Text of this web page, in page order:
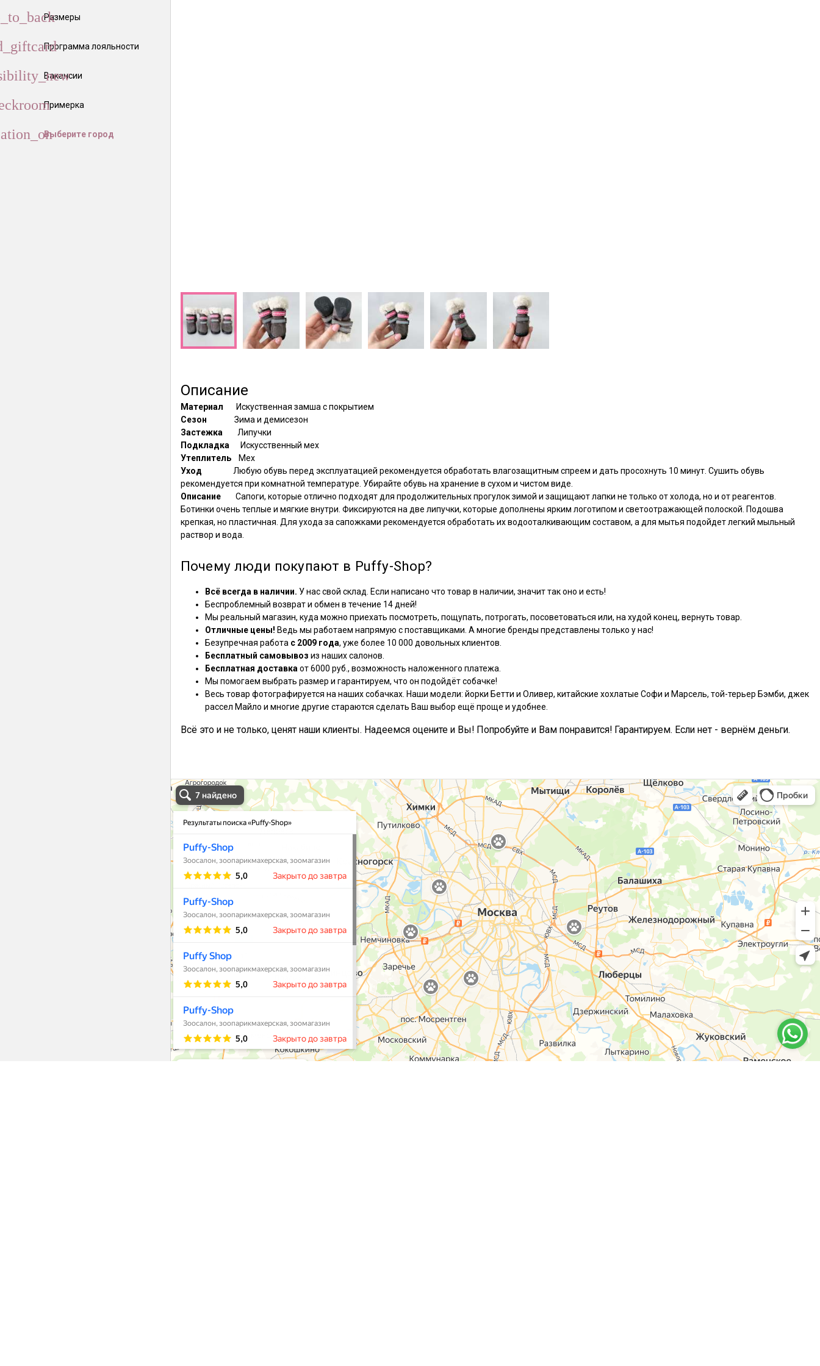
Описание
Материал Искуственная замша с покрытием
Сезон Зима и демисезон
Застежка Липучки
Подкладка Искусственный мех
Утеплитель Мех
Уход
Любую обувь перед эксплуатацией рекомендуется обработать влагозащитным спреем и дать просохнуть 10 минут. Сушить обувь
рекомендуется при комнатной температуре. Убирайте обувь на хранение в сухом и чистом виде.
Описание Сапоги, которые отлично подходят для продолжительных прогулок зимой и защищают лапки не только от холода, но и от реагентов.
Ботинки очень теплые и мягкие внутри. Фиксируются на две липучки, которые дополнены ярким логотипом и светоотражающей полоской. Подошва
крепкая, но пластичная. Для ухода за сапожками рекомендуется обработать их водооталкивающим составом, а для мытья подойдет легкий мыльный
раствор и вода.
Почему люди покупают в Puffy-Shop?
Всё всегда в наличии. У нас свой склад. Если написано что товар в наличии, значит так оно и есть!
Беспроблемный возврат и обмен в течение 14 дней!
Мы реальный магазин, куда можно приехать посмотреть, пощупать, потрогать, посоветоваться или, на худой конец, вернуть товар.
Отличные цены! Ведь мы работаем напрямую с поставщиками. А многие бренды представлены только у нас!
Безупречная работа с 2009 года, уже более 10 000 довольных клиентов.
Бесплатный самовывоз из наших салонов.
Бесплатная доставка от 6000 руб., возможность наложенного платежа.
Мы помогаем выбрать размер и гарантируем, что он подойдёт собачке!
Весь товар фотографируется на наших собачках. Наши модели: йорки Бетти и Оливер, китайские хохлатые Софи и Марсель, той-терьер Бэмби, джек
рассел Майло и многие другие стараются сделать Ваш выбор ещё проще и удобнее.
Всё это и не только, ценят наши клиенты. Надеемся оцените и Вы! Попробуйте и Вам понравится! Гарантируем. Если нет - вернём деньги.
Размеры
Программа лояльности
Вакансии
Примерка
Выберите город